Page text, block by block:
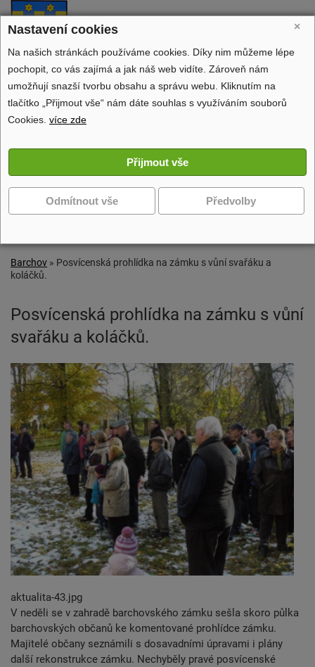
Barchov
oficiální stránky obce
Obecní úřad
Volný čas
Zobrazit další navigaci
Barchov » Posvícenská prohlídka na zámku s vůní svařáku a
koláčků.
Posvícenská prohlídka na zámku s vůní
svařáku a koláčků.
aktualita-43.jpg
V neděli se v zahradě barchovského zámku sešla skoro půlka
barchovských občanů ke komentované prohlídce zámku.
Majitelé občany seznámili s dosavadními úpravami i plány
další rekonstrukce zámku. Nechyběly pravé posvícenské
×
Nastavení cookies
Na našich stránkách používáme cookies. Díky nim můžeme lépe
pochopit, co vás zajímá a jak náš web vidíte. Zároveň nám
umožňují snazší tvorbu obsahu a správu webu. Kliknutím na
tlačítko „Přijmout vše“ nám dáte souhlas s využíváním souborů
Cookies. více zde